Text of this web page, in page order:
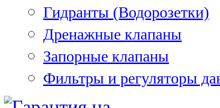
Гидранты (Водорозетки)
Дренажные клапаны
Запорные клапаны
Фильтры и регуляторы